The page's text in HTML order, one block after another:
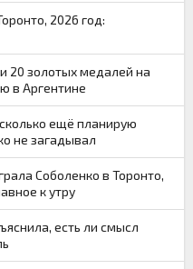
2026 год:
20 золотых медалей на
в Аргентине
ещё планирую
не загадывал
Соболенко в Торонто,
к утру
есть ли смысл